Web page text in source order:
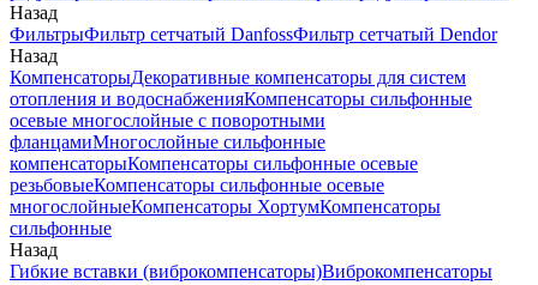
Назад
ФильтрыФильтр сетчатый DanfossФильтр сетчатый Dendor
Назад
КомпенсаторыДекоративные компенсаторы для систем
отопления и водоснабженияКомпенсаторы сильфонные
осевые многослойные с поворотными
фланцамиМногослойные сильфонные
компенсаторыКомпенсаторы сильфонные осевые
резьбовыеКомпенсаторы сильфонные осевые
многослойныеКомпенсаторы ХортумКомпенсаторы
сильфонные
Назад
Гибкие вставки (виброкомпенсаторы)Виброкомпенсаторы